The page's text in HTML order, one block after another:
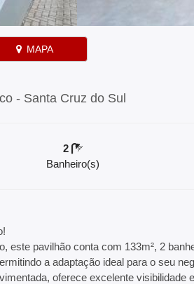
MAPA
- Santa Cruz do Sul
2
Banheiro(s)
este pavilhão conta com 133m², 2
a adaptação ideal para o seu
oferece excelente visibilidade